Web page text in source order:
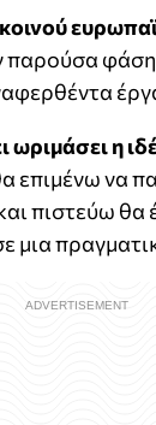
κοινού
φάση
ωριμάσει η
επιμένω να
πιστεύω θα
μια